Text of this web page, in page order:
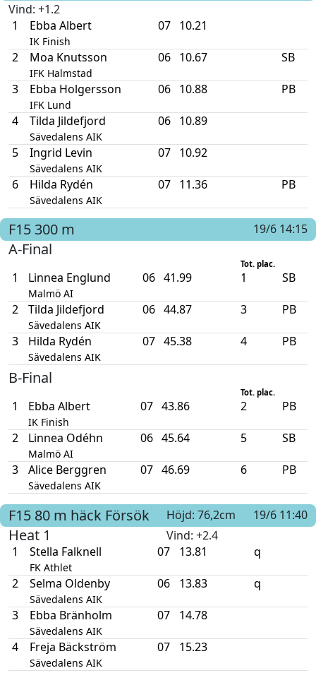
Vind: +1.2
1
Ebba Albert
IK Finish
07 10.21
2 Moa Knutsson
IFK Halmstad
06 10.67 SB
3 Ebba Holgersson
IFK Lund
06 10.88 PB
4 Tilda Jildefjord
Sävedalens AIK
06 10.89
5 Ingrid Levin
Sävedalens AIK
07 10.92
6 Hilda Rydén
Sävedalens AIK
07 11.36 PB
F15 300 m 19/6 14:15
A-Final
Tot. plac.
1 Linnea Englund
Malmö AI
06 41.99 1 SB
2 Tilda Jildefjord
Sävedalens AIK
06 44.87 3 PB
3 Hilda Rydén
Sävedalens AIK
07 45.38 4 PB
B-Final
Tot. plac.
1 Ebba Albert
IK Finish
07 43.86 2 PB
2 Linnea Odéhn
Malmö AI
06 45.64 5 SB
3 Alice Berggren
Sävedalens AIK
07 46.69 6 PB
F15 80 m häck Försök Höjd: 76,2cm 19/6 11:40
Heat 1 Vind: +2.4
1
Stella Falknell
FK Athlet
07 13.81 q
2 Selma Oldenby
Sävedalens AIK
06 13.83 q
3 Ebba Bränholm
Sävedalens AIK
07 14.78
4 Freja Bäckström
Sävedalens AIK
07 15.23